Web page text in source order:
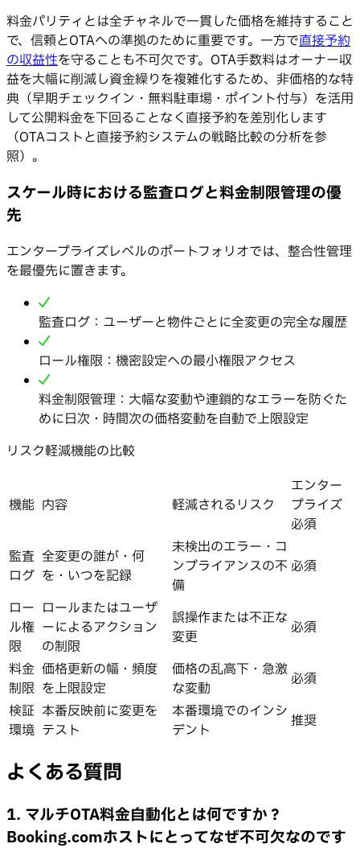
料金パリティとは全チャネルで一貫した価格を維持すること
で、信頼とOTAへの準拠のために重要です。一方で直接予約
の収益性を守ることも不可欠です。OTA手数料はオーナー収
益を大幅に削減し資金繰りを複雑化するため、非価格的な特
典（早期チェックイン・無料駐車場・ポイント付与）を活用
して公開料金を下回ることなく直接予約を差別化します
（OTAコストと直接予約システムの戦略比較の分析を参
照）。
スケール時における監査ログと料金制限管理の優
先
エンタープライズレベルのポートフォリオでは、整合性管理
を最優先に置きます。
監査ログ：ユーザーと物件ごとに全変更の完全な履歴
ロール権限：機密設定への最小権限アクセス
料金制限管理：大幅な変動や連鎖的なエラーを防ぐた
めに日次・時間次の価格変動を自動で上限設定
リスク軽減機能の比較
機能 内容 軽減されるリスク
エンター
プライズ
必須
監査
ログ
全変更の誰が・何
を・いつを記録
未検出のエラー・コ
ンプライアンスの不
備
必須
ロー
ル権
限
ロールまたはユーザ
ーによるアクション
の制限
誤操作または不正な
変更
必須
料金
制限
価格更新の幅・頻度
を上限設定
価格の乱高下・急激
な変動
必須
検証
環境
本番反映前に変更を
テスト
本番環境でのインシ
デント
推奨
よくある質問
1. マルチOTA料金自動化とは何ですか？
Booking.comホストにとってなぜ不可欠なのです